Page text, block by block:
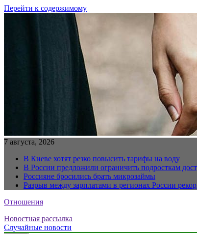
Перейти к содержимому
7 августа, 2026
В Киеве хотят резко повысить тарифы на воду
В России предложили ограничить подросткам
Россияне бросились брать микрозаймы
Разрыв между зарплатами в регионах России
Отношения
Новостная рассылка
Случайные новости